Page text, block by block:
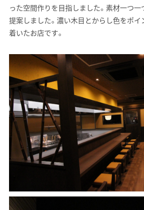
った空間作りを目指しました。素材一つ
提案しました。濃い木目とからし色をポ
着いたお店です。